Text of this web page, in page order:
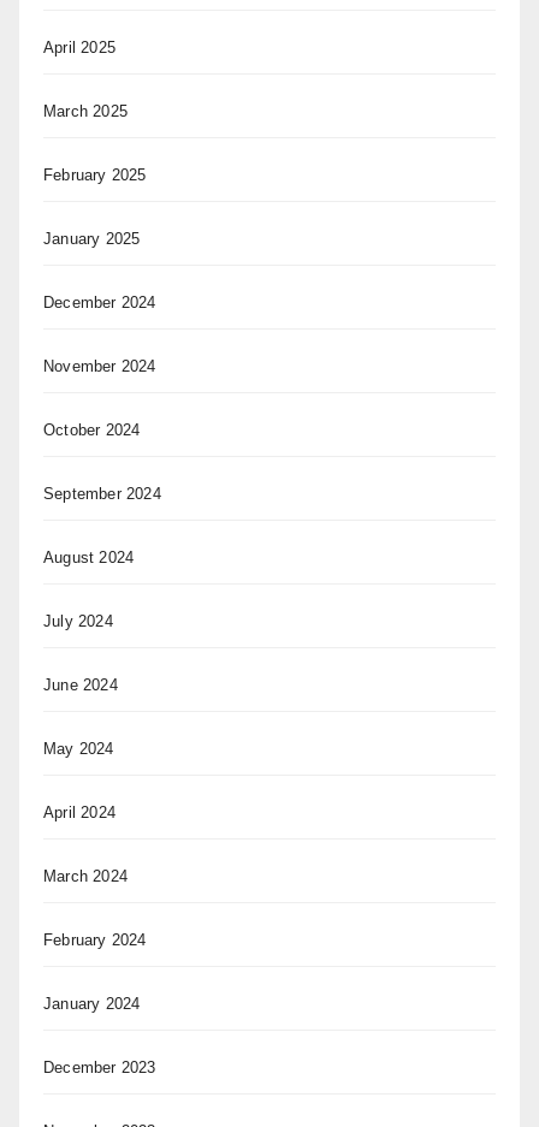
April 2025
March 2025
February 2025
January 2025
December 2024
November 2024
October 2024
September 2024
August 2024
July 2024
June 2024
May 2024
April 2024
March 2024
February 2024
January 2024
December 2023